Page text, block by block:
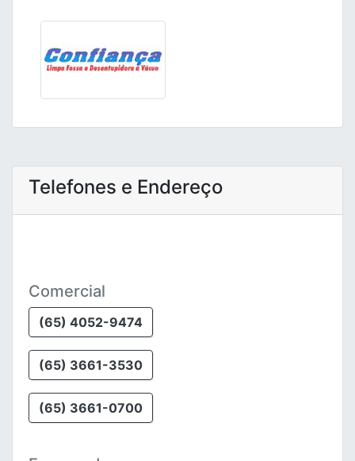
Telefones e Endereço
Comercial
(65) 4052-9474
(65) 3661-3530
(65) 3661-0700